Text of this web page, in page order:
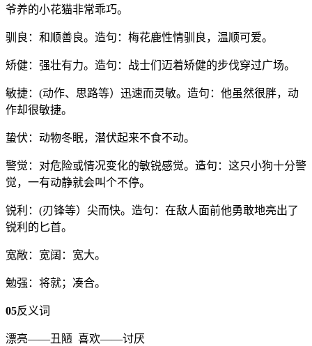
爷养的小花猫非常乖巧。
驯良：和顺善良。造句：梅花鹿性情驯良，温顺可爱。
矫健：强壮有力。造句：战士们迈着矫健的步伐穿过广场。
敏捷：(动作、思路等）迅速而灵敏。造句：他虽然很胖，动
作却很敏捷。
蛰伏：动物冬眠，潜伏起来不食不动。
警觉：对危险或情况变化的敏锐感觉。造句：这只小狗十分警
觉，一有动静就会叫个不停。
锐利：(刃锋等）尖而快。造句：在敌人面前他勇敢地亮出了
锐利的匕首。
宽敞：宽阔：宽大。
勉强：将就；凑合。
05反义词
漂亮——丑陋 喜欢——讨厌